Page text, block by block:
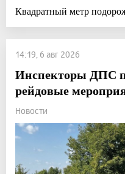
Квадратный метр
14:19, 6 авг 2026
Инспекторы ДПС
рейдовые
Новости